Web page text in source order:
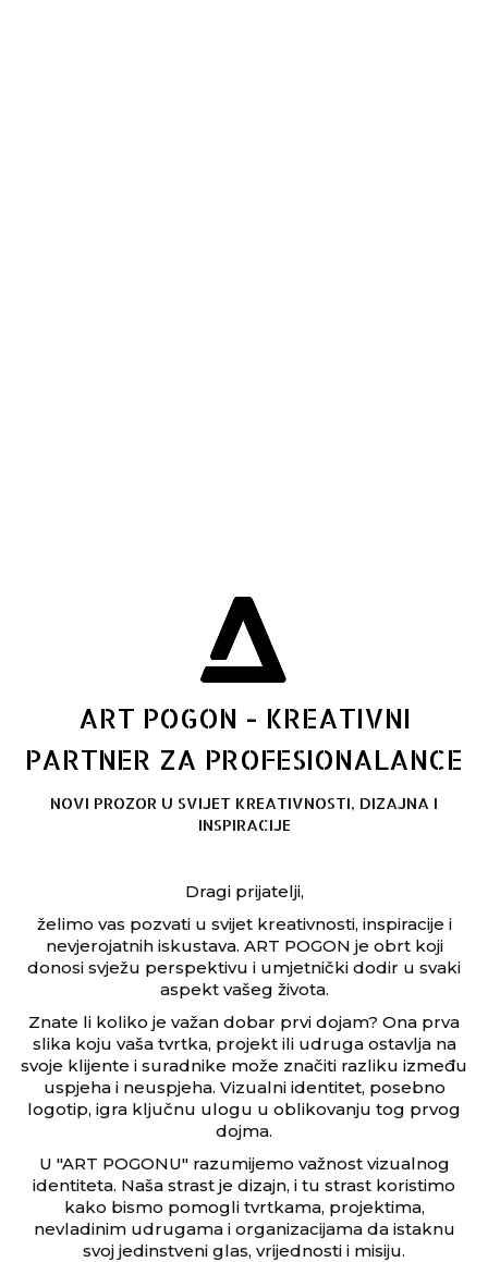
ART POGON - KREATIVNI
PARTNER ZA PROFESIONALANCE
NOVI PROZOR U SVIJET KREATIVNOSTI, DIZAJNA I
INSPIRACIJE
Dragi prijatelji,
želimo vas pozvati u svijet kreativnosti, inspiracije i
nevjerojatnih iskustava. ART POGON je obrt koji
donosi svježu perspektivu i umjetnički dodir u svaki
aspekt vašeg života.
Znate li koliko je važan dobar prvi dojam? Ona prva
slika koju vaša tvrtka, projekt ili udruga ostavlja na
svoje klijente i suradnike može značiti razliku između
uspjeha i neuspjeha. Vizualni identitet, posebno
logotip, igra ključnu ulogu u oblikovanju tog prvog
dojma.
U "ART POGONU" razumijemo važnost vizualnog
identiteta. Naša strast je dizajn, i tu strast koristimo
kako bismo pomogli tvrtkama, projektima,
nevladinim udrugama i organizacijama da istaknu
svoj jedinstveni glas, vrijednosti i misiju.